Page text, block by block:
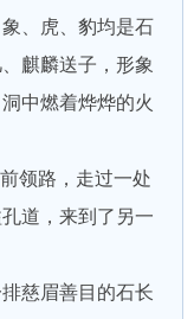
、虎、豹均是石
麒麟送子，形象
中燃着烨烨的火
领路，走过一处
道，来到了另一
慈眉善目的石长